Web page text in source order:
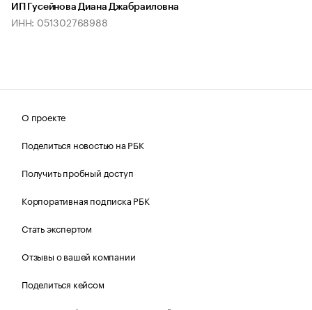
ИП Гусейнова Диана Джабраиловна
ИНН: 051302768988
О проекте
Поделиться новостью на РБК
Получить пробный доступ
Корпоративная подписка РБК
Стать экспертом
Отзывы о вашей компании
Поделиться кейсом